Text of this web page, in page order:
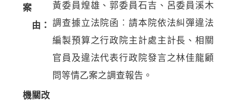
案
由：
黃委員煌雄、郭委員石吉、呂委員溪木
調查據立法院函︰請本院依法糾彈違法
編製預算之行政院主計處主計長、相關
官員及違法代表行政院發言之林佳龍顧
問等情乙案之調查報告。
機關改